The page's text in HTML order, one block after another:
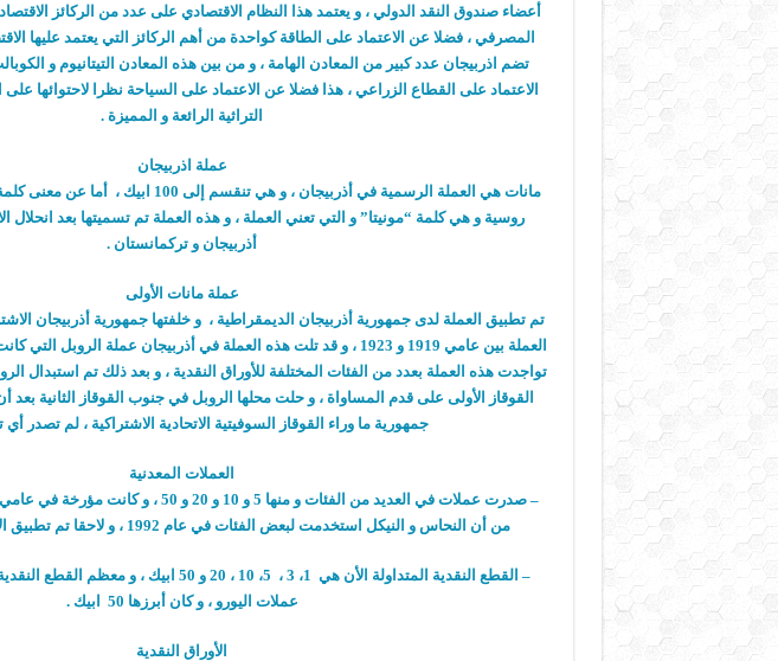
أعضاء صندوق النقد الدولي ، و يعتمد هذا النظام الاقتصادي على عدد من الركائز
المصرفي ، فضلا عن الاعتماد على الطاقة كواحدة من أهم الركائز التي يعتمد عليها
تضم اذربيجان عدد كبير من المعادن الهامة ، و من بين هذه المعادن التيتانيوم و
الاعتماد على القطاع الزراعي ، هذا فضلا عن الاعتماد على السياحة نظرا لاحتوائها على
التراثية الرائعة و المميزة .
عملة اذربيجان
مانات هي العملة الرسمية في أذربيجان ، و هي
روسية و هي كلمة “مونيتا” و التي تعني العملة ، و هذه العملة تم تسميتها بعد انحلال
أذربيجان و تركمانستان .
عملة مانات الأولى
تم تطبيق العملة لدى جمهورية أذربيجان الديمقراطية ، و خلفتها جمهورية أذربيجان
العملة بين عامي 1919 و 1923 ، و قد تلت هذه العملة في أذربيجان عملة الروبل
تواجدت هذه العملة بعدد من الفئات المختلفة للأوراق النقدية ، و بعد ذلك تم استبدال
القوقاز الأولى على قدم المساواة ، و حلت محلها الروبل في جنوب القوقاز الثانية
جمهورية ما وراء القوقاز السوفيتية الاتحادية الاشتراكية ، لم تصدر
العملات المعدنية
من أن النحاس و النيكل استخدمت لبعض الفئات في عام 1992 ، و لاحقا تم تطبيق الألومنيوم بجميع الفئات .
– القطع النقدية المتداولة الأن هي 1، 3 ، 5، 10 ، 20
عملات اليورو ، و كان أبرزها 50 ابيك .
الأوراق النقدية